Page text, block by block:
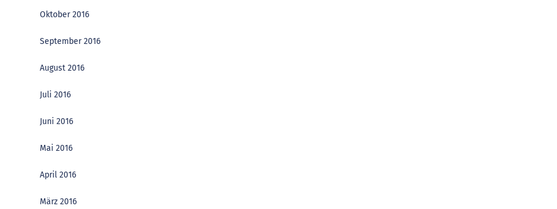
Oktober 2016
September 2016
August 2016
Juli 2016
Juni 2016
Mai 2016
April 2016
März 2016